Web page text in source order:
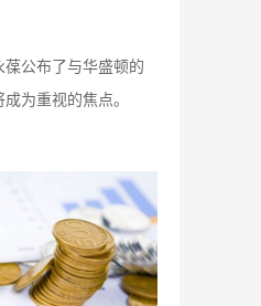
公布了与华盛顿的
为重视的焦点。